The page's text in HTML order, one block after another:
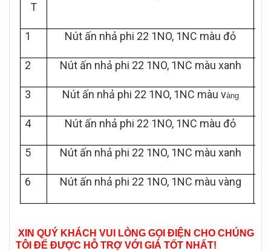
T
1 Nút ấn nhả phi 22 1NO, 1NC màu đỏ
2 Nút ấn nhả phi 22 1NO, 1NC màu xanh
3 Nút ấn nhả phi 22 1NO, 1NC màu vàng
4 Nút ấn nhả phi 22 1NO, 1NC màu đỏ
5 Nút ấn nhả phi 22 1NO, 1NC màu xanh
6 Nút ấn nhả phi 22 1NO, 1NC màu vàng
XIN QUÝ KHÁCH VUI LÒNG GỌI ĐIỆN CHO CHÚNG
TÔI ĐỂ ĐƯỢC HỖ TRỢ VỚI GIÁ TỐT NHẤT!